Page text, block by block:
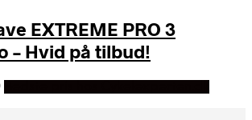
EXTREME PRO 3
– Hvid på tilbud!